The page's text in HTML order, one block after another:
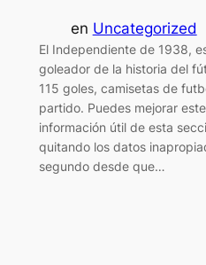
en Uncategorized
El Independiente de 1938,
goleador de la historia del
115 goles, camisetas de
partido. Puedes mejorar
información útil de esta
quitando los datos
segundo desde que…